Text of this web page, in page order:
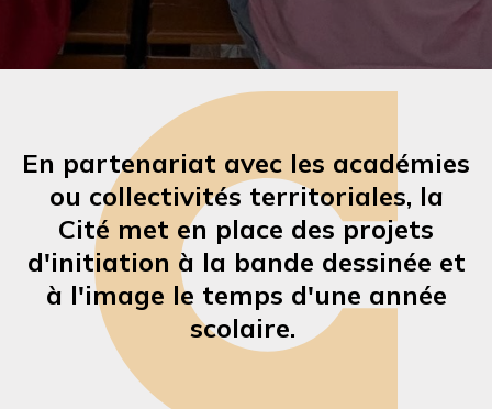
En partenariat avec les académies
ou collectivités territoriales, la
Cité met en place des projets
d'initiation à la bande dessinée et
à l'image le temps d'une année
scolaire.